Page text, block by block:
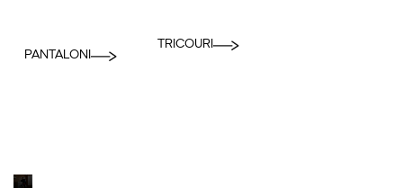
PANTALONI
TRICOURI